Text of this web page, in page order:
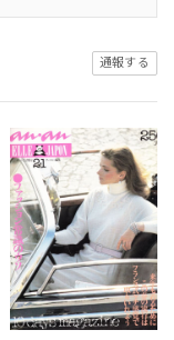
通報する